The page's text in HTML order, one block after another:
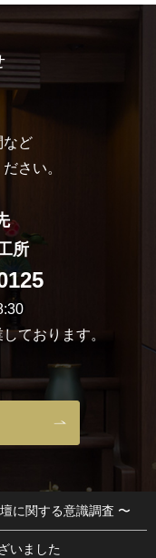
など
さい。
所
ております。
に関する意識調査 〜
いました